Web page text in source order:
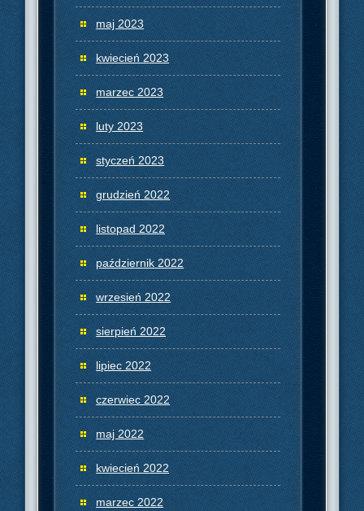
maj 2023
kwiecień 2023
marzec 2023
luty 2023
styczeń 2023
grudzień 2022
listopad 2022
październik 2022
wrzesień 2022
sierpień 2022
lipiec 2022
czerwiec 2022
maj 2022
kwiecień 2022
marzec 2022